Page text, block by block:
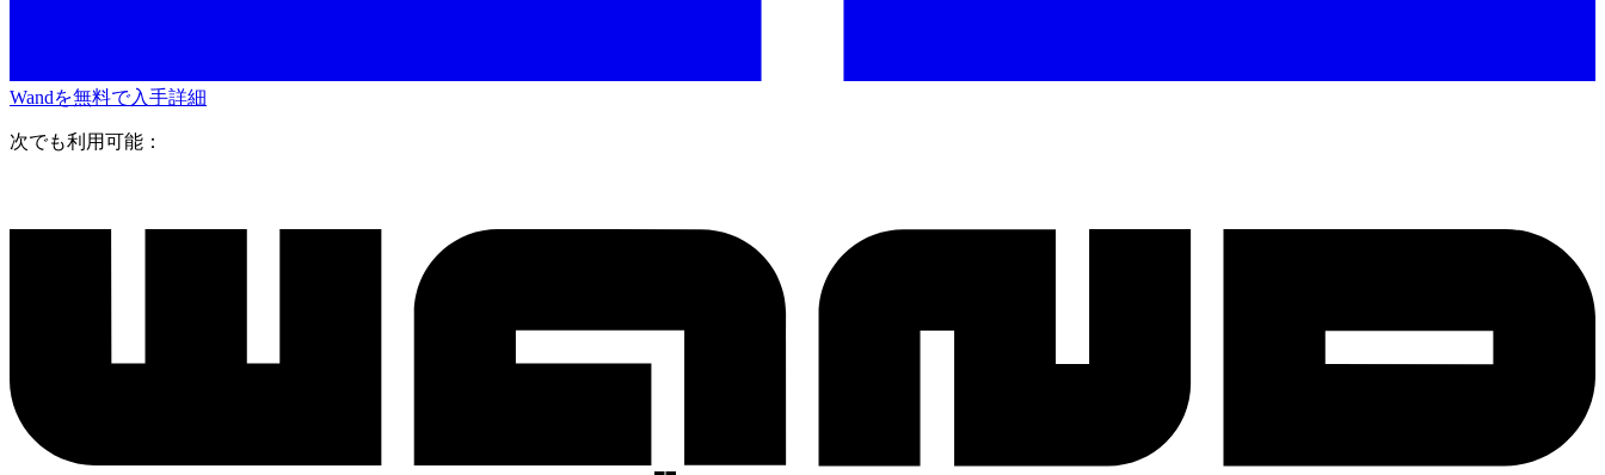
Wandを無料で入手詳細
次でも利用可能：